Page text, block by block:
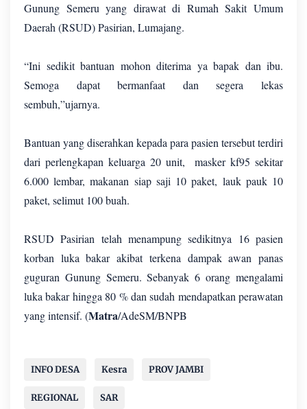
Gunung Semeru yang dirawat di Rumah Sakit Umum
Daerah (RSUD) Pasirian, Lumajang.
“Ini sedikit bantuan mohon diterima ya bapak dan ibu.
Semoga dapat bermanfaat dan segera lekas
sembuh,”ujarnya.
Bantuan yang diserahkan kepada para pasien tersebut terdiri
dari perlengkapan keluarga 20 unit, masker kf95 sekitar
6.000 lembar, makanan siap saji 10 paket, lauk pauk 10
paket, selimut 100 buah.
RSUD Pasirian telah menampung sedikitnya 16 pasien
korban luka bakar akibat terkena dampak awan panas
guguran Gunung Semeru. Sebanyak 6 orang mengalami
luka bakar hingga 80 % dan sudah mendapatkan perawatan
yang intensif. (Matra/AdeSM/BNPB
INFO DESA Kesra PROV JAMBI
REGIONAL SAR